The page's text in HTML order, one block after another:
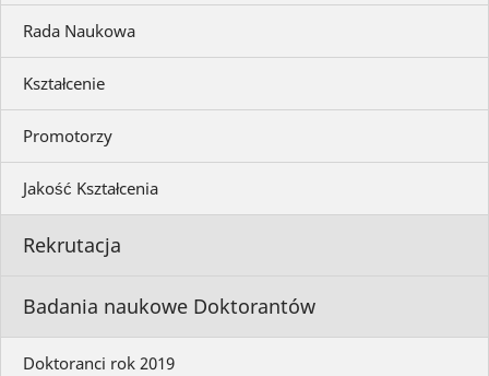
Rada Naukowa
Kształcenie
Promotorzy
Jakość Kształcenia
Rekrutacja
Badania naukowe Doktorantów
Doktoranci rok 2019